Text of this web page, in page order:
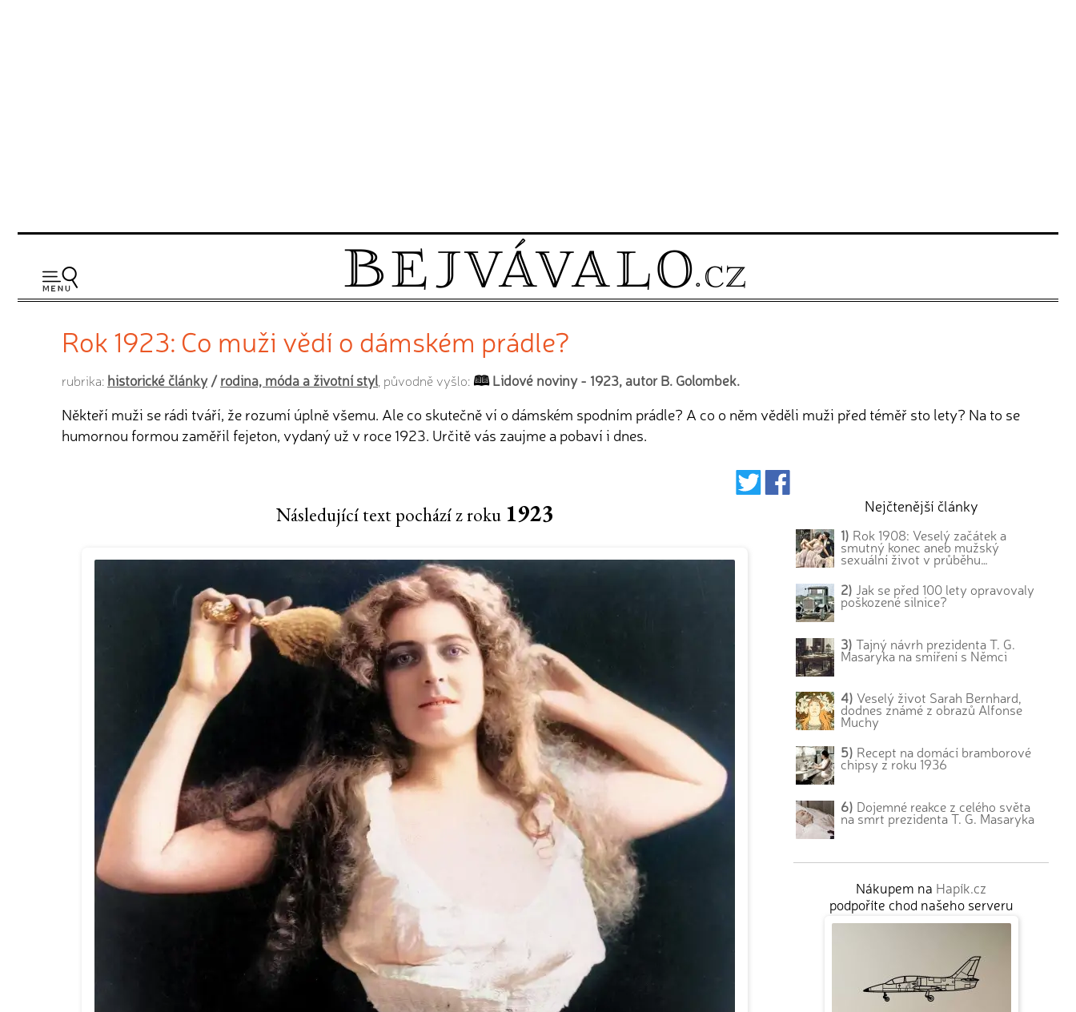
Rok 1923: Co muži vědí o dámském prádle?
rubrika: historické články/rodina, móda a životní styl , původně vyšlo: Lidové noviny - 1923, autor B. Golombek.
Někteří muži se rádi tváří, že rozumí úplně všemu. Ale co skutečně ví o dámském spodním prádle? A co o něm věděli muži před téměř sto lety? Na to se
humornou formou zaměřil fejeton, vydaný už v roce 1923. Určitě vás zaujme a pobaví i dnes.
Následující text pochází z roku 1923 Nejčtenější články
1) Rok 1908: Veselý začátek a
smutný konec aneb mužský
sexuální život v průběhu…
2) Jak se před 100 lety opravovaly
poškozené silnice?
3) Tajný návrh prezidenta T. G.
Masaryka na smíření s Němci
4) Veselý život Sarah Bernhard,
dodnes známé z obrazů Alfonse
Muchy
5) Recept na domácí bramborové
chipsy z roku 1936
6) Dojemné reakce z celého světa
na smrt prezidenta T. G. Masaryka
Nákupem na Hapík.cz
podpoříte chod našeho serveru